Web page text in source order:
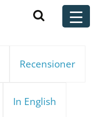
Recensioner
In English